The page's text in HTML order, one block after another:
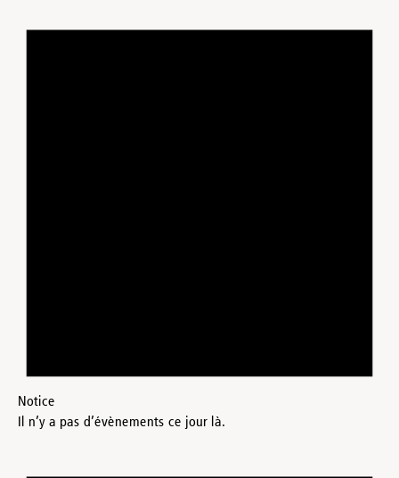
Notice
Il n’y a pas d’évènements ce jour là.